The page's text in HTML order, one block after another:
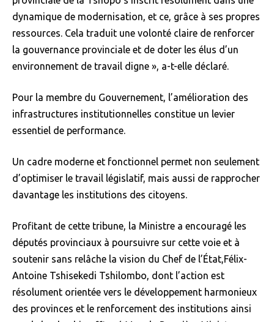
dynamique de modernisation, et ce, grâce à ses propres
ressources. Cela traduit une volonté claire de renforcer
la gouvernance provinciale et de doter les élus d’un
environnement de travail digne », a-t-elle déclaré.
Pour la membre du Gouvernement, l’amélioration des
infrastructures institutionnelles constitue un levier
essentiel de performance.
Un cadre moderne et fonctionnel permet non seulement
d’optimiser le travail législatif, mais aussi de rapprocher
davantage les institutions des citoyens.
Profitant de cette tribune, la Ministre a encouragé les
députés provinciaux à poursuivre sur cette voie et à
soutenir sans relâche la vision du Chef de l’État,Félix-
Antoine Tshisekedi Tshilombo, dont l’action est
résolument orientée vers le développement harmonieux
des provinces et le renforcement des institutions ainsi